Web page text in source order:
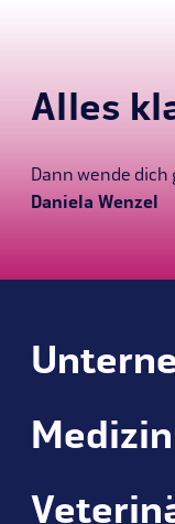
Alles
Dann wende dich
Daniela Wenzel